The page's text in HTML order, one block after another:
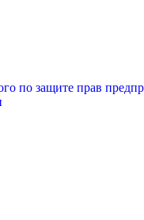
по защите прав